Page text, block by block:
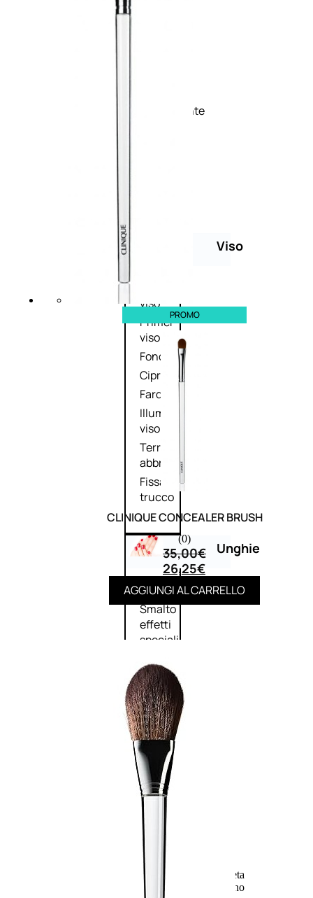
Rimpolpante
Viso
viso
Primer
viso
Fondotinta
Cipria
Fard/Blush
Illuminante
viso
Terre
abbronzanti
Fissatore
trucco
Unghie
Smalto
Smalto
effetti
speciali
Trattamenti
unghie
Cofanetti
unghie
TRATTAMENTI
Trattamento Viso Antieta
Trattamento Viso Giorno
PROMO
CLINIQUE CONCEALER BRUSH
(0)
35,00€
26,25€
AGGIUNGI AL CARRELLO